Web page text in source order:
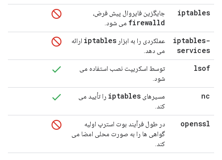
iptables جایگزین فایروال پیش فرض،
firewalld می شود.
iptables-
services
عملکردی را به ابزار iptables ارائه
می دهد.
lsof
توسط اسکریپت نصب استفاده می
شود.
nc مسیرهای iptables را تأیید می
کند.
openssl
در طول فرآیند بوت استرپ اولیه
گواهی ها را به صورت محلی امضا می
کند.